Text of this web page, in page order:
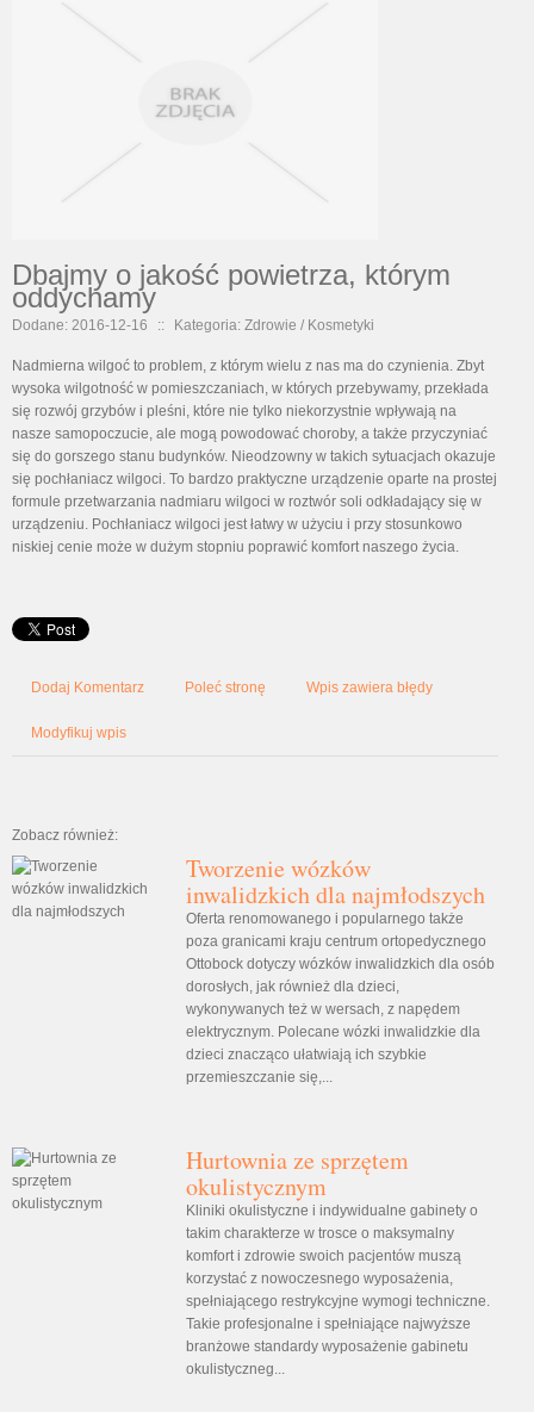
Dbajmy o jakość powietrza, którym
oddychamy
Dodane: 2016-12-16 :: Kategoria: Zdrowie / Kosmetyki
Nadmierna wilgoć to problem, z którym wielu z nas ma do czynienia. Zbyt
wysoka wilgotność w pomieszczaniach, w których przebywamy, przekłada
się rozwój grzybów i pleśni, które nie tylko niekorzystnie wpływają na
nasze samopoczucie, ale mogą powodować choroby, a także przyczyniać
się do gorszego stanu budynków. Nieodzowny w takich sytuacjach okazuje
się pochłaniacz wilgoci. To bardzo praktyczne urządzenie oparte na prostej
formule przetwarzania nadmiaru wilgoci w roztwór soli odkładający się w
urządzeniu. Pochłaniacz wilgoci jest łatwy w użyciu i przy stosunkowo
niskiej cenie może w dużym stopniu poprawić komfort naszego życia.
Dodaj Komentarz Poleć stronę Wpis zawiera błędy
Modyfikuj wpis
Zobacz również:
Tworzenie wózków
inwalidzkich dla najmłodszych
Oferta renomowanego i popularnego także
poza granicami kraju centrum ortopedycznego
Ottobock dotyczy wózków inwalidzkich dla osób
dorosłych, jak również dla dzieci,
wykonywanych też w wersach, z napędem
elektrycznym. Polecane wózki inwalidzkie dla
dzieci znacząco ułatwiają ich szybkie
przemieszczanie się,...
Hurtownia ze sprzętem
okulistycznym
Kliniki okulistyczne i indywidualne gabinety o
takim charakterze w trosce o maksymalny
komfort i zdrowie swoich pacjentów muszą
korzystać z nowoczesnego wyposażenia,
spełniającego restrykcyjne wymogi techniczne.
Takie profesjonalne i spełniające najwyższe
branżowe standardy wyposażenie gabinetu
okulistyczneg...